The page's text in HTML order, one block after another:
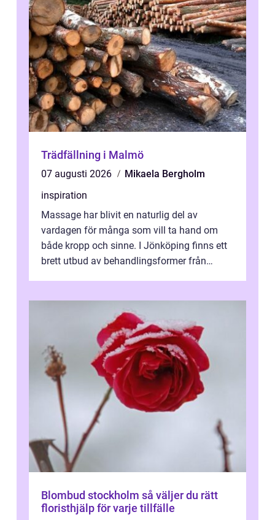
Trädfällning i Malmö
07 augusti 2026
Mikaela Bergholm
inspiration
Massage har blivit en naturlig del av
vardagen för många som vill ta hand om
både kropp och sinne. I Jönköping finns ett
brett utbud av behandlingsformer från
Blombud stockholm så väljer du rätt
floristhjälp för varje tillfälle